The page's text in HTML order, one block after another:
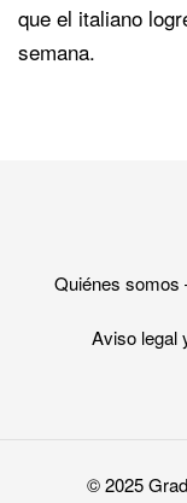
que el italiano
semana.
Quiénes somos
Aviso legal
© 2025